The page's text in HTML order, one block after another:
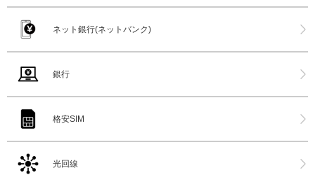
ネット銀行(ネットバンク)
銀行
格安SIM
光回線